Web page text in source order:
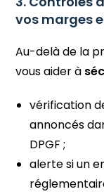
vos marges
Au-delà de la
vous aider à
vérification
annoncés
DPGF ;
alerte si un